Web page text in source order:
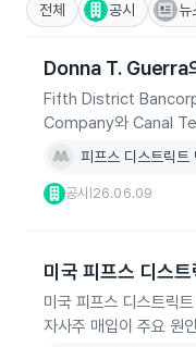
전체 공시 뉴
Donna T. Guerra
Fifth District Bancorp
Company와 Canal
피프스 디스트릭트
공시 26.06.09
미국 피프스 디스
미국 피프스 디스트릭
자사주 매입이 주요 원